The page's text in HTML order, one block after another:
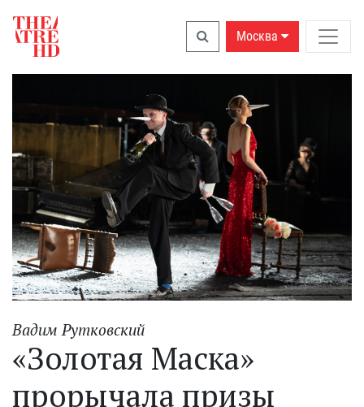
Москва
Вадим Рутковский
«Золотая Маска»
прорычала призы